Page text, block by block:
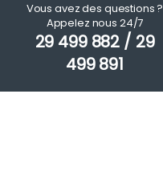
Vous avez des questions ?
Appelez nous 24/7
29 499 882 / 29
499 891